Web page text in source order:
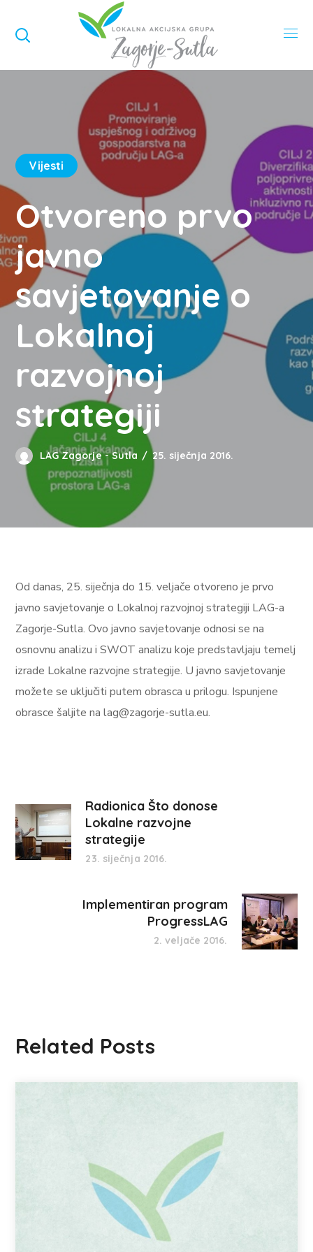
Vijesti
Otvoreno prvo
javno
savjetovanje o
Lokalnoj
razvojnoj
strategiji
LAG Zagorje - Sutla 25. siječnja 2016.
Od danas, 25. siječnja do 15. veljače otvoreno je prvo
javno savjetovanje o Lokalnoj razvojnoj strategiji LAG-a
Zagorje-Sutla. Ovo javno savjetovanje odnosi se na
osnovnu analizu i SWOT analizu koje predstavljaju temelj
izrade Lokalne razvojne strategije. U javno savjetovanje
možete se uključiti putem obrasca u prilogu. Ispunjene
obrasce šaljite na lag@zagorje-sutla.eu.
Radionica Što donose
Lokalne razvojne
strategije
23. siječnja 2016.
Implementiran program
ProgressLAG
2. veljače 2016.
Related Posts